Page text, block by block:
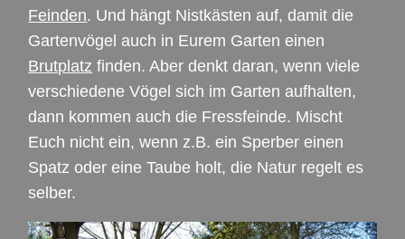
Feinden. Und hängt Nistkästen auf, damit die
Gartenvögel auch in Eurem Garten einen
Brutplatz finden. Aber denkt daran, wenn viele
verschiedene Vögel sich im Garten aufhalten,
dann kommen auch die Fressfeinde. Mischt
Euch nicht ein, wenn z.B. ein Sperber einen
Spatz oder eine Taube holt, die Natur regelt es
selber.